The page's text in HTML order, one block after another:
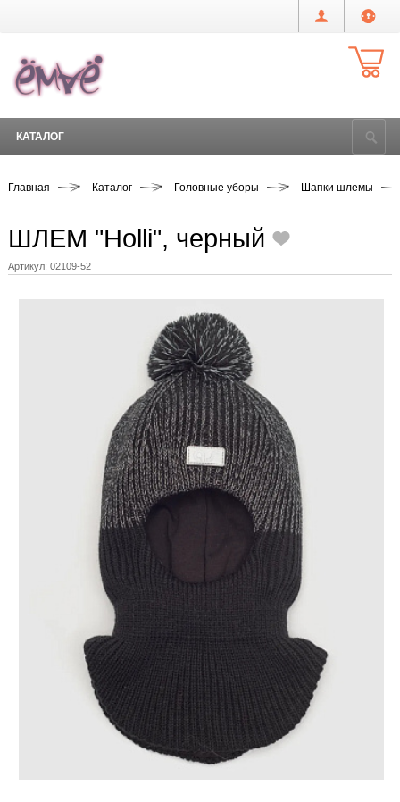
КАТАЛОГ
Главная Каталог Головные уборы Шапки шлемы
ШЛЕМ "Holli", черный
Артикул: 02109-52